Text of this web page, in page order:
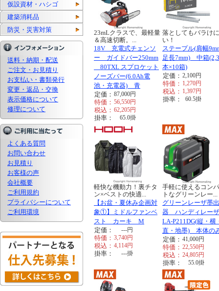
仮設資材・ハシゴ
建築消耗品
防災・災害対策
送料・納期・配送
ご注文・お見積り
お支払い・書類発行
変更・返品・交換
表示価格について
修理について
よくある質問
お問い合わせ
お見積り
お客様の声
会社概要
ご利用規約
プライバシーについて
ご利用環境
23mLクラスで、最軽量
＆高速切断。...
18V 充電式チェンソ
ー ガイドバー250mm
80TXL スプロケット
ノーズバー(6.0Ah電
池・充電器) 青
定価： 87,000円
特価： 56,550円
税込： 62,205円
掛率： 65.0掛
落としてもバラけ
い！
ステープル(肩幅
足長7mm) 中箱
本×10箱)
定価： 2,100円
特価： 1,270円
税込： 1,397円
掛率： 60.5掛
軽快な機動力！裏チタ
ン×ベストの快適...
【お盆・夏休み企画対
象①】ミドルファンベ
スト カーキ M
定価：
---円
特価： 3,740円
税込： 4,114円
掛率： ---掛
手軽に使えるコン
トなグリーンレー...
グリーンレーザ墨出
器 ハンディレ
LA-P211DG(縦・横
直・地墨) 本体の
定価： 41,000円
特価： 22,550円
税込： 24,805円
掛率： 55.0掛